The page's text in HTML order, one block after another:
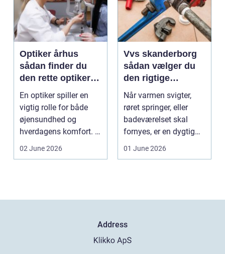
Optiker århus
sådan finder du
den rette optiker i
byen
En optiker spiller en
vigtig rolle for både
øjensundhed og
hverdagens komfort. I
en by som Aarhus, h...
02 June 2026
Vvs skanderborg
sådan vælger du
den rigtige
installatør
Når varmen svigter,
røret springer, eller
badeværelset skal
fornyes, er en dygtig
VVS-installatør gu...
01 June 2026
Address